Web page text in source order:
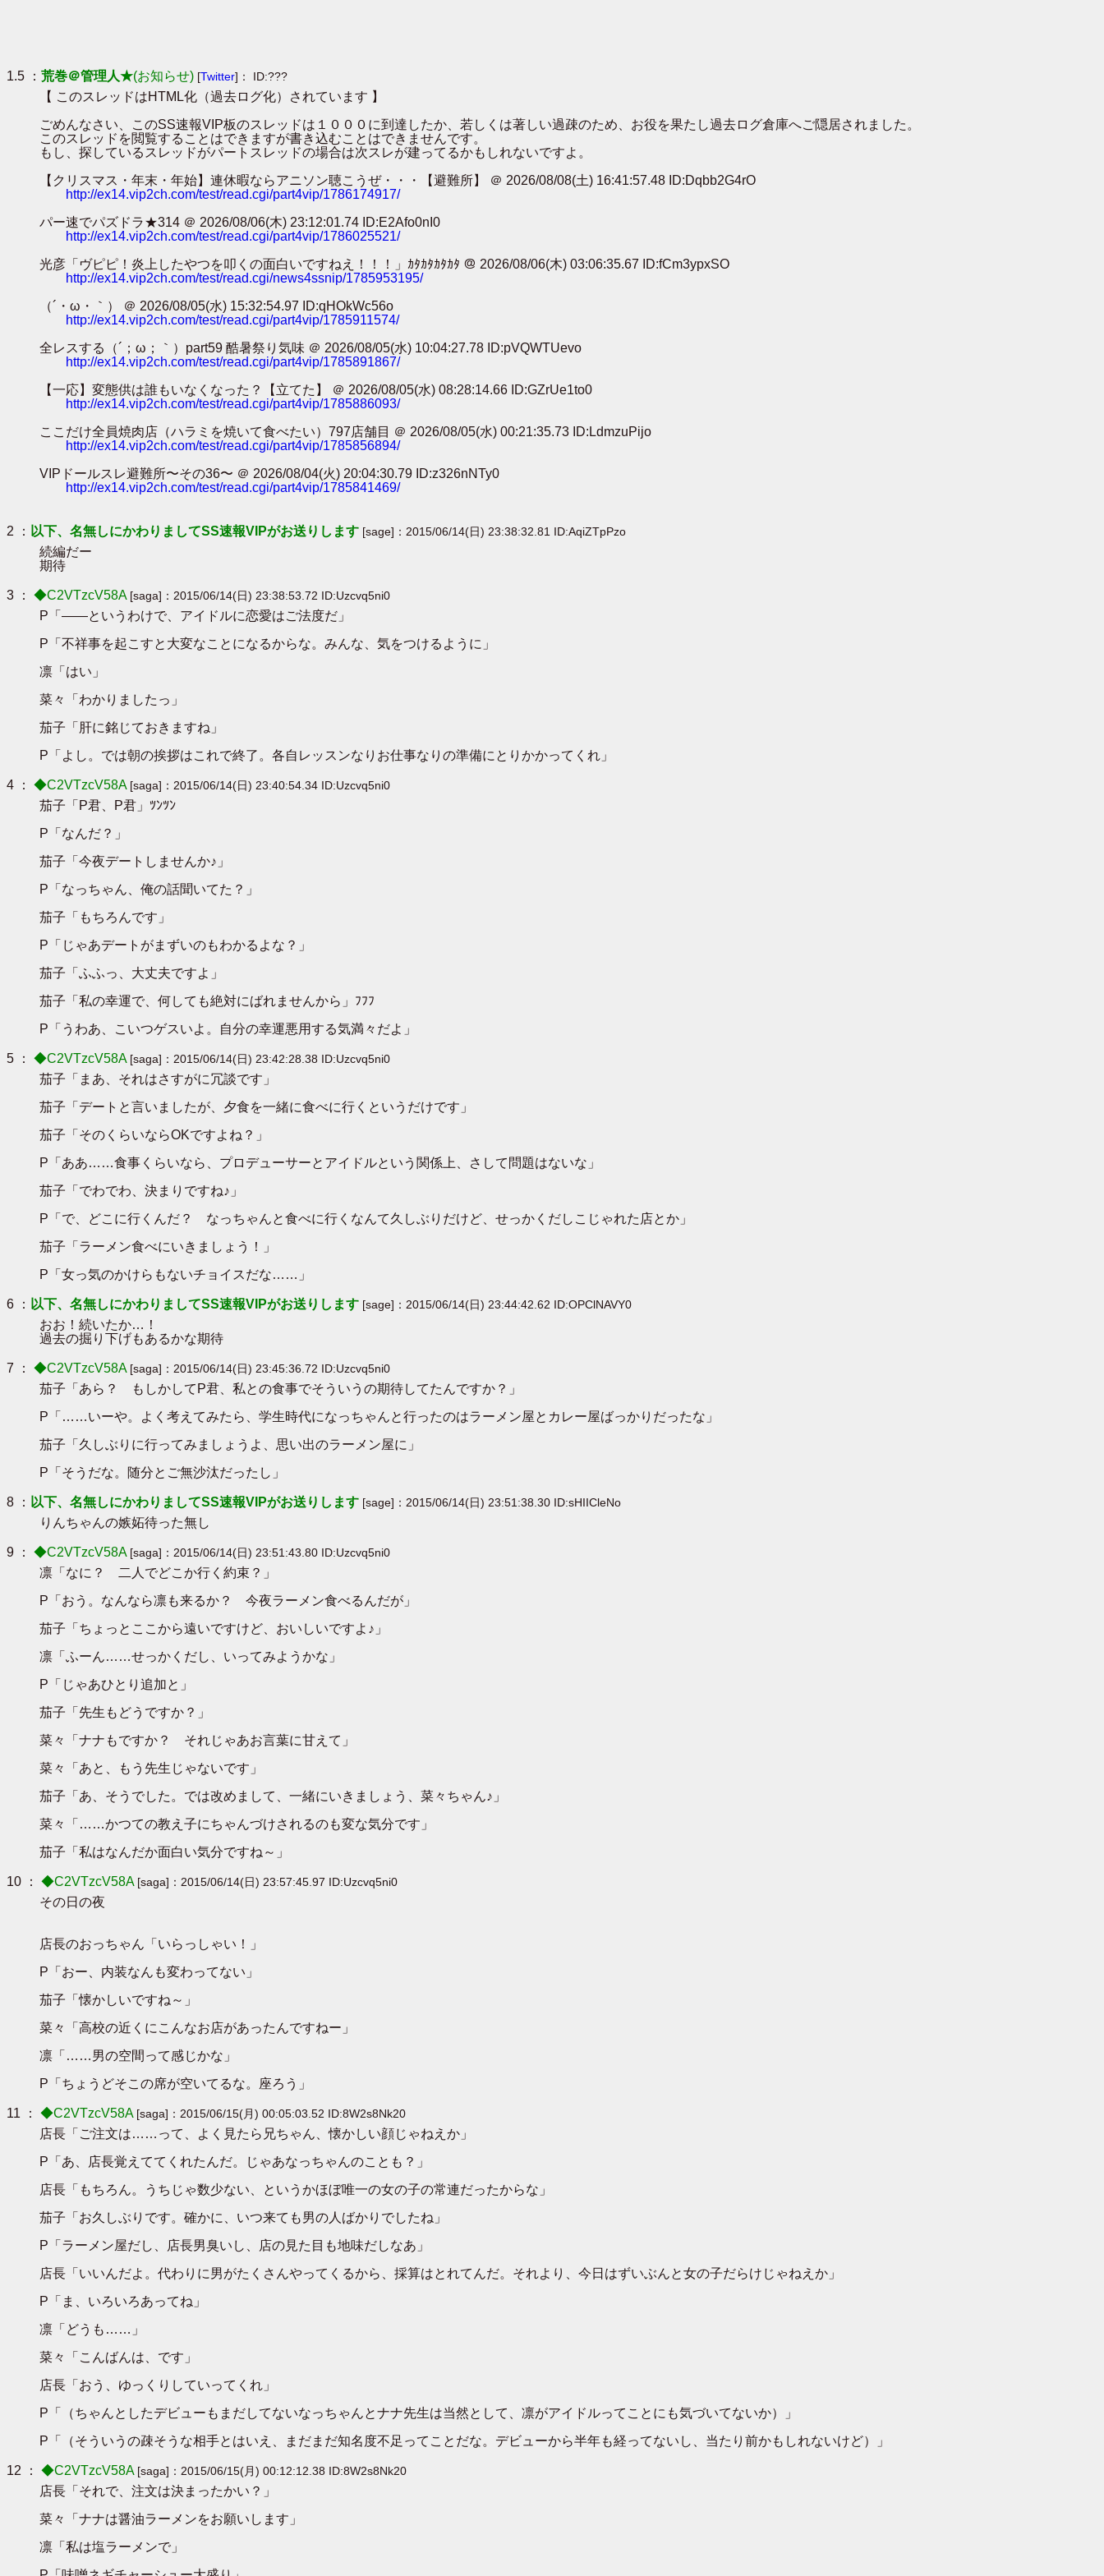
1.5 ： 荒巻＠管理人★(お知らせ) [Twitter]： ID:???
【 このスレッドはHTML化（過去ログ化）されています 】
ごめんなさい、このSS速報VIP板のスレッドは１０００に到達したか、若しくは著しい過疎のため、お役を果たし過去ログ倉庫へご隠居されました。
このスレッドを閲覧することはできますが書き込むことはできませんです。
もし、探しているスレッドがパートスレッドの場合は次スレが建ってるかもしれないですよ。
【クリスマス・年末・年始】連休暇ならアニソン聴こうぜ・・・【避難所】 ＠ 2026/08/08(土) 16:41:57.48 ID:Dqbb2G4rO
http://ex14.vip2ch.com/test/read.cgi/part4vip/1786174917/
パー速でパズドラ★314 ＠ 2026/08/06(木) 23:12:01.74 ID:E2Afo0nI0
http://ex14.vip2ch.com/test/read.cgi/part4vip/1786025521/
光彦「ヴピピ！炎上したやつを叩くの面白いですねえ！！！」ｶﾀｶﾀｶﾀｶﾀ ＠ 2026/08/06(木) 03:06:35.67 ID:fCm3ypxSO
http://ex14.vip2ch.com/test/read.cgi/news4ssnip/1785953195/
（´・ω・｀） ＠ 2026/08/05(水) 15:32:54.97 ID:qHOkWc56o
http://ex14.vip2ch.com/test/read.cgi/part4vip/1785911574/
全レスする（´；ω；｀）part59 酷暑祭り気味 ＠ 2026/08/05(水) 10:04:27.78 ID:pVQWTUevo
http://ex14.vip2ch.com/test/read.cgi/part4vip/1785891867/
【一応】変態供は誰もいなくなった？【立てた】 ＠ 2026/08/05(水) 08:28:14.66 ID:GZrUe1to0
http://ex14.vip2ch.com/test/read.cgi/part4vip/1785886093/
ここだけ全員焼肉店（ハラミを焼いて食べたい）797店舗目 ＠ 2026/08/05(水) 00:21:35.73 ID:LdmzuPijo
http://ex14.vip2ch.com/test/read.cgi/part4vip/1785856894/
VIPドールスレ避難所〜その36〜 ＠ 2026/08/04(火) 20:04:30.79 ID:z326nNTy0
http://ex14.vip2ch.com/test/read.cgi/part4vip/1785841469/
2 ： 以下、名無しにかわりましてSS速報VIPがお送りします [sage]：2015/06/14(日) 23:38:32.81 ID:AqiZTpPzo
続編だー
期待
3 ： ◆C2VTzcV58A [saga]：2015/06/14(日) 23:38:53.72 ID:Uzcvq5ni0
P「――というわけで、アイドルに恋愛はご法度だ」
P「不祥事を起こすと大変なことになるからな。みんな、気をつけるように」
凛「はい」
菜々「わかりましたっ」
茄子「肝に銘じておきますね」
P「よし。では朝の挨拶はこれで終了。各自レッスンなりお仕事なりの準備にとりかかってくれ」
4 ： ◆C2VTzcV58A [saga]：2015/06/14(日) 23:40:54.34 ID:Uzcvq5ni0
茄子「P君、P君」ﾂﾝﾂﾝ
P「なんだ？」
茄子「今夜デートしませんか♪」
P「なっちゃん、俺の話聞いてた？」
茄子「もちろんです」
P「じゃあデートがまずいのもわかるよな？」
茄子「ふふっ、大丈夫ですよ」
茄子「私の幸運で、何しても絶対にばれませんから」ﾌﾌﾌ
P「うわあ、こいつゲスいよ。自分の幸運悪用する気満々だよ」
5 ： ◆C2VTzcV58A [saga]：2015/06/14(日) 23:42:28.38 ID:Uzcvq5ni0
茄子「まあ、それはさすがに冗談です」
茄子「デートと言いましたが、夕食を一緒に食べに行くというだけです」
茄子「そのくらいならOKですよね？」
P「ああ……食事くらいなら、プロデューサーとアイドルという関係上、さして問題はないな」
茄子「でわでわ、決まりですね♪」
P「で、どこに行くんだ？ なっちゃんと食べに行くなんて久しぶりだけど、せっかくだしこじゃれた店とか」
茄子「ラーメン食べにいきましょう！」
P「女っ気のかけらもないチョイスだな……」
6 ： 以下、名無しにかわりましてSS速報VIPがお送りします [sage]：2015/06/14(日) 23:44:42.62 ID:OPClNAVY0
おお！続いたか…！
過去の掘り下げもあるかな期待
7 ： ◆C2VTzcV58A [saga]：2015/06/14(日) 23:45:36.72 ID:Uzcvq5ni0
茄子「あら？ もしかしてP君、私との食事でそういうの期待してたんですか？」
P「……いーや。よく考えてみたら、学生時代になっちゃんと行ったのはラーメン屋とカレー屋ばっかりだったな」
茄子「久しぶりに行ってみましょうよ、思い出のラーメン屋に」
P「そうだな。随分とご無沙汰だったし」
8 ： 以下、名無しにかわりましてSS速報VIPがお送りします [sage]：2015/06/14(日) 23:51:38.30 ID:sHIICleNo
りんちゃんの嫉妬待った無し
9 ： ◆C2VTzcV58A [saga]：2015/06/14(日) 23:51:43.80 ID:Uzcvq5ni0
凛「なに？ 二人でどこか行く約束？」
P「おう。なんなら凛も来るか？ 今夜ラーメン食べるんだが」
茄子「ちょっとここから遠いですけど、おいしいですよ♪」
凛「ふーん……せっかくだし、いってみようかな」
P「じゃあひとり追加と」
茄子「先生もどうですか？」
菜々「ナナもですか？ それじゃあお言葉に甘えて」
菜々「あと、もう先生じゃないです」
茄子「あ、そうでした。では改めまして、一緒にいきましょう、菜々ちゃん♪」
菜々「……かつての教え子にちゃんづけされるのも変な気分です」
茄子「私はなんだか面白い気分ですね～」
10 ： ◆C2VTzcV58A [saga]：2015/06/14(日) 23:57:45.97 ID:Uzcvq5ni0
その日の夜
店長のおっちゃん「いらっしゃい！」
P「おー、内装なんも変わってない」
茄子「懐かしいですね～」
菜々「高校の近くにこんなお店があったんですねー」
凛「……男の空間って感じかな」
P「ちょうどそこの席が空いてるな。座ろう」
11 ： ◆C2VTzcV58A [saga]：2015/06/15(月) 00:05:03.52 ID:8W2s8Nk20
店長「ご注文は……って、よく見たら兄ちゃん、懐かしい顔じゃねえか」
P「あ、店長覚えててくれたんだ。じゃあなっちゃんのことも？」
店長「もちろん。うちじゃ数少ない、というかほぼ唯一の女の子の常連だったからな」
茄子「お久しぶりです。確かに、いつ来ても男の人ばかりでしたね」
P「ラーメン屋だし、店長男臭いし、店の見た目も地味だしなあ」
店長「いいんだよ。代わりに男がたくさんやってくるから、採算はとれてんだ。それより、今日はずいぶんと女の子だらけじゃねえか」
P「ま、いろいろあってね」
凛「どうも……」
菜々「こんばんは、です」
店長「おう、ゆっくりしていってくれ」
P「（ちゃんとしたデビューもまだしてないなっちゃんとナナ先生は当然として、凛がアイドルってことにも気づいてないか）」
P「（そういうの疎そうな相手とはいえ、まだまだ知名度不足ってことだな。デビューから半年も経ってないし、当たり前かもしれないけど）」
12 ： ◆C2VTzcV58A [saga]：2015/06/15(月) 00:12:12.38 ID:8W2s8Nk20
店長「それで、注文は決まったかい？」
菜々「ナナは醤油ラーメンをお願いします」
凛「私は塩ラーメンで」